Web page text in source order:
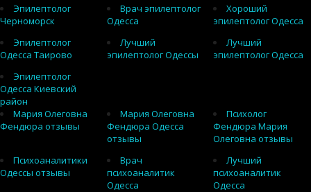
Эпилептолог
Черноморск
Врач эпилептолог
Одесса
Хороший
эпилептолог Одесса
Эпилептолог
Одесса Таирово
Лучший
эпилептолог Одессы
Лучший
эпилептолог Одесса
Эпилептолог
Одесса Киевский
район
Мария Олеговна
Фендюра отзывы
Мария Олеговна
Фендюра Одесса
отзывы
Психолог
Фендюра Мария
Олеговна отзывы
Психоаналитики
Одессы отзывы
Врач
психоаналитик
Одесса
Лучший
психоаналитик
Одесса